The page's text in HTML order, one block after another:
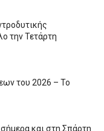
την Τετάρτη
του 2026 – Το
και στη Σπάρτη